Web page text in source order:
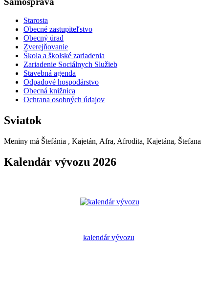
Starosta
Obecné zastupiteľstvo
Obecný úrad
Zverejňovanie
Škola a školské zariadenia
Zariadenie Sociálnych Služieb
Stavebná agenda
Odpadové hospodárstvo
Obecná knižnica
Ochrana osobných údajov
Sviatok
Meniny má Štefánia , Kajetán, Afra, Afrodita, Kajetána, Štefana
Kalendár vývozu 2026
kalendár vývozu